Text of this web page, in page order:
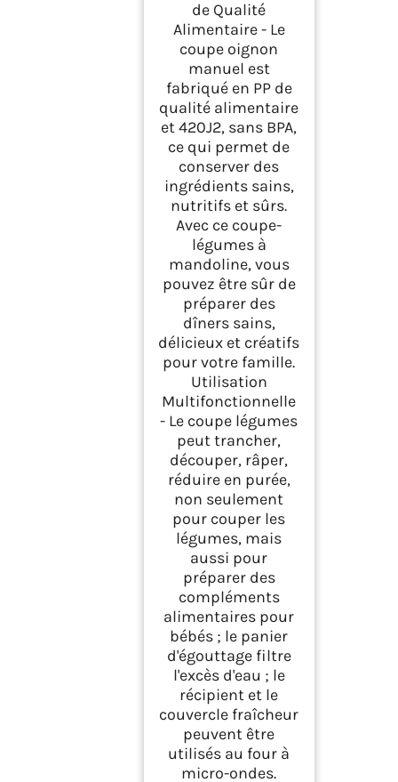
de Qualité
Alimentaire - Le
coupe oignon
manuel est
fabriqué en PP de
qualité alimentaire
et 420J2, sans BPA,
ce qui permet de
conserver des
ingrédients sains,
nutritifs et sûrs.
Avec ce coupe-
légumes à
mandoline, vous
pouvez être sûr de
préparer des
dîners sains,
délicieux et créatifs
pour votre famille.
Utilisation
Multifonctionnelle
- Le coupe légumes
peut trancher,
découper, râper,
réduire en purée,
non seulement
pour couper les
légumes, mais
aussi pour
préparer des
compléments
alimentaires pour
bébés ; le panier
d'égouttage filtre
l'excès d'eau ; le
récipient et le
couvercle fraîcheur
peuvent être
utilisés au four à
micro-ondes.